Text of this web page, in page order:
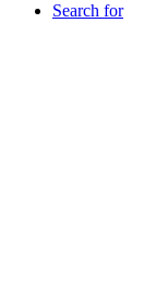
Search for